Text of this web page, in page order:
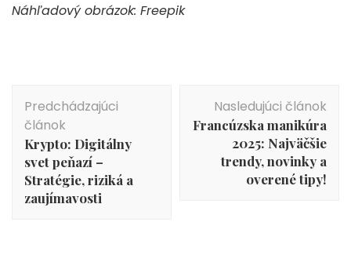
Náhľadový obrázok: Freepik
Navigácia
článku
Predchádzajúci
článok
Krypto: Digitálny
svet peňazí –
Stratégie, riziká a
zaujímavosti
Nasledujúci článok
Francúzska manikúra
2025: Najväčšie
trendy, novinky a
overené tipy!